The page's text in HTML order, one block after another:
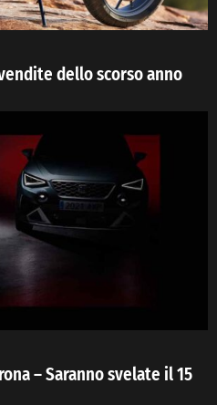
dello scorso anno
– Saranno svelate il 15